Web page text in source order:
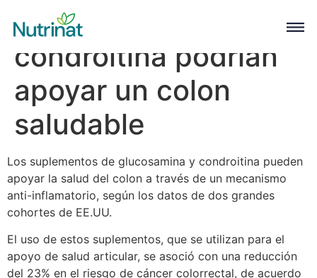
La glucosamina y la
condroitina podrían
apoyar un colon
saludable
Los suplementos de glucosamina y condroitina pueden
apoyar la salud del colon a través de un mecanismo
anti-inflamatorio, según los datos de dos grandes
cohortes de EE.UU.
El uso de estos suplementos, que se utilizan para el
apoyo de salud articular, se asoció con una reducción
del 23% en el riesgo de cáncer colorrectal, de acuerdo